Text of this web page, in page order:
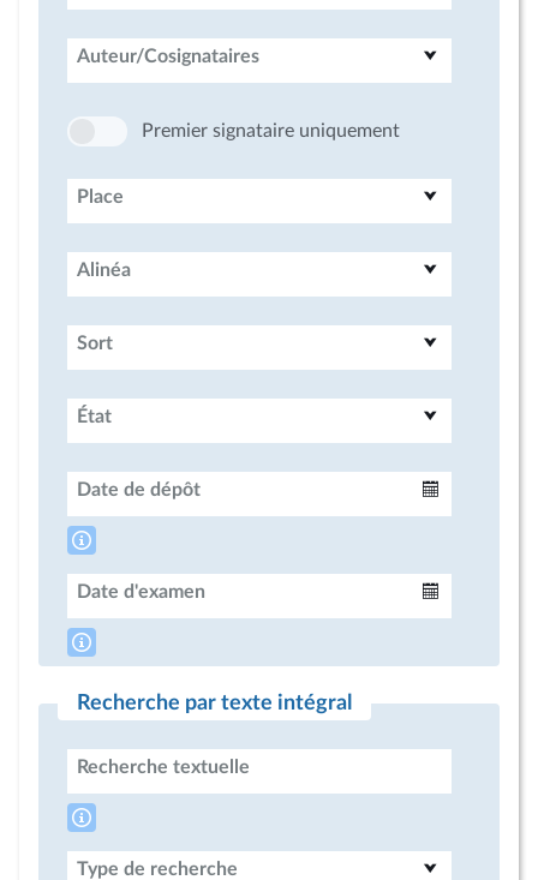
Auteur/Cosignataires
Premier signataire uniquement
Place
Alinéa
Sort
État
Date de dépôt
Date d'examen
Recherche par texte intégral
Recherche textuelle
Type de recherche